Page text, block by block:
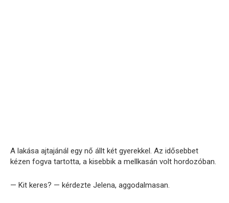
A lakása ajtajánál egy nő állt két gyerekkel. Az idősebbet
kézen fogva tartotta, a kisebbik a mellkasán volt hordozóban.
— Kit keres? — kérdezte Jelena, aggodalmasan.